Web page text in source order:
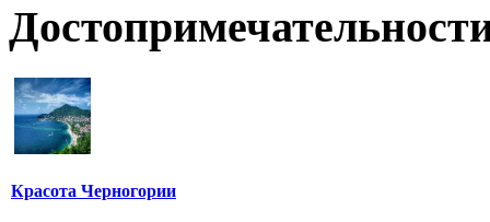
Красота Черногории